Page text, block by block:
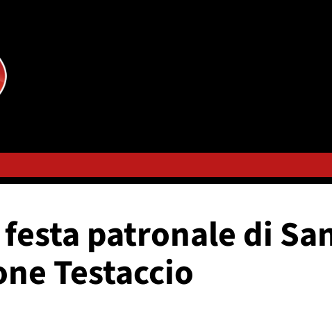
patronale di
Testaccio